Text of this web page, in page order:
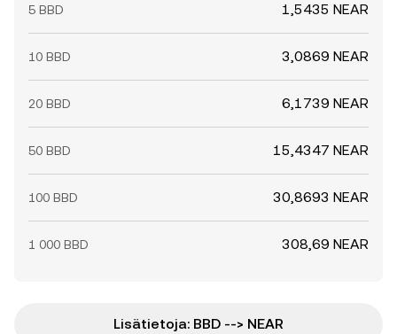
5 BBD 1,5435 NEAR
10 BBD 3,0869 NEAR
20 BBD 6,1739 NEAR
50 BBD 15,4347 NEAR
100 BBD 30,8693 NEAR
1 000 BBD 308,69 NEAR
Lisätietoja: BBD --> NEAR